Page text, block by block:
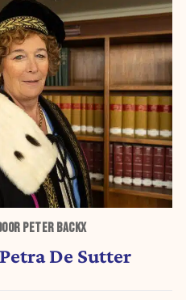
PETER BACKX
De Sutter